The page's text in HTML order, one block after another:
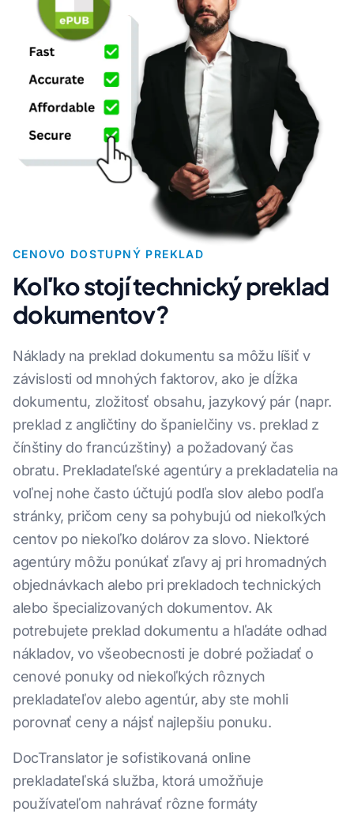
CENOVO DOSTUPNÝ PREKLAD
Koľko stojí technický preklad
dokumentov?
Náklady na preklad dokumentu sa môžu líšiť v
závislosti od mnohých faktorov, ako je dĺžka
dokumentu, zložitosť obsahu, jazykový pár (napr.
preklad z angličtiny do španielčiny vs. preklad z
čínštiny do francúzštiny) a požadovaný čas
obratu. Prekladateľské agentúry a prekladatelia na
voľnej nohe často účtujú podľa slov alebo podľa
stránky, pričom ceny sa pohybujú od niekoľkých
centov po niekoľko dolárov za slovo. Niektoré
agentúry môžu ponúkať zľavy aj pri hromadných
objednávkach alebo pri prekladoch technických
alebo špecializovaných dokumentov. Ak
potrebujete preklad dokumentu a hľadáte odhad
nákladov, vo všeobecnosti je dobré požiadať o
cenové ponuky od niekoľkých rôznych
prekladateľov alebo agentúr, aby ste mohli
porovnať ceny a nájsť najlepšiu ponuku.
DocTranslator je sofistikovaná online
prekladateľská služba, ktorá umožňuje
používateľom nahrávať rôzne formáty